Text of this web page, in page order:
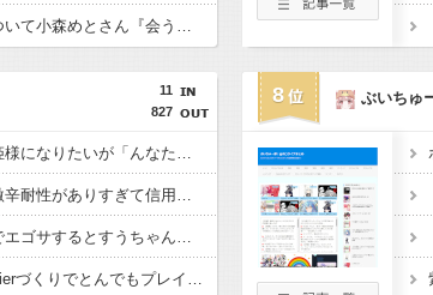
【ぶいすぽ】謹慎期間中について小森めとさん『会うこともないし話すこともない』
11
827
【ホロライブ】まつり、お姫様になりたいが「んなたんには勝てねえなと思ってw」
【ホロライブ】フブさん、激辛耐性がありすぎて信用が全く無く妖怪扱いさらてしまうｗ
【ホロライブ】すいちゃんでエゴサするとすうちゃんも一緒に出てくるのでなんの配信をしているか詳しいすいちゃん
【ホロライブ】ニコの願望Tierづくりでとんでもプレイに付き合わされるおかゆんw
8 ぶいちゅ